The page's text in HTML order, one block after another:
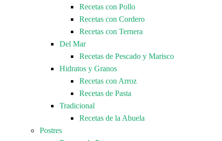
Recetas con Pollo
Recetas con Cordero
Recetas con Ternera
Del Mar
Recetas de Pescado y Marisco
Hidratos y Granos
Recetas con Arroz
Recetas de Pasta
Tradicional
Recetas de la Abuela
Postres